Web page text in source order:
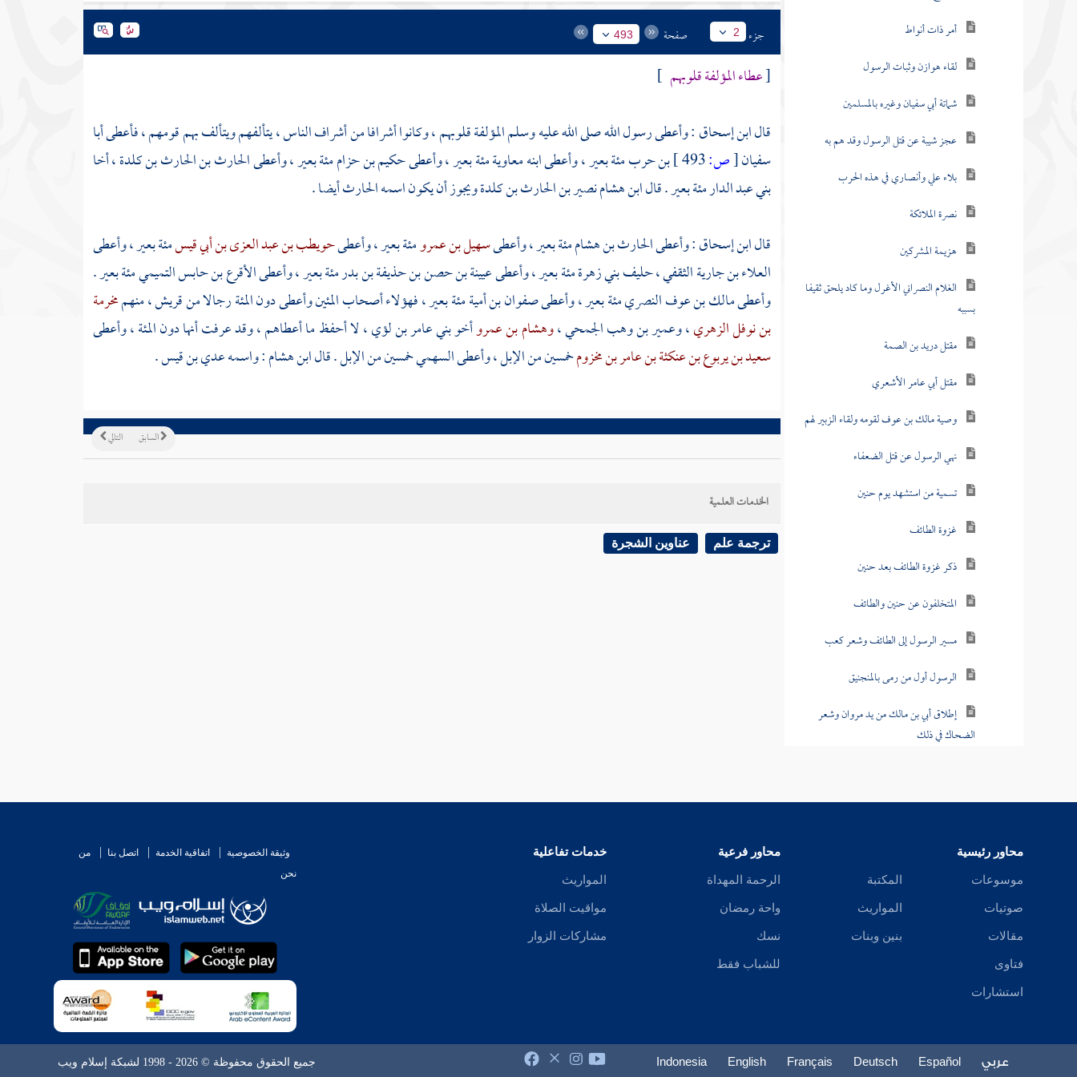
أمر ذات أنواط
لقاء هوازن وثبات الرسول
شماتة أبي سفيان وغيره بالمسلمين
عجز شيبة عن قتل الرسول وقد هم به
بلاء علي وأنصاري في هذه الحرب
نصرة الملائكة
هزيمة المشركين
الغلام النصراني الأغرل وما كاد يلحق ثقيفا
بسببه
مقتل دريد بن الصمة
مقتل أبي عامر الأشعري
وصية مالك بن عوف لقومه ولقاء الزبير لهم
نهي الرسول عن قتل الضعفاء
تسمية من استشهد يوم حنين
غزوة الطائف
ذكر غزوة الطائف بعد حنين
المتخلفون عن حنين والطائف
مسير الرسول إلى الطائف وشعر كعب
الرسول أول من رمى بالمنجنيق
إطلاق أبي بن مالك من يد مروان وشعر
الضحاك في ذلك
أمر أموال هوازن وسباياها وعطايا المؤلفة
وسلم فيها
من الرسول على هوازن
الرسول
جزء 2 صفحة 493
[عطاء المؤلفة قلوبهم ]
قالابن إسحاق: وأعطى رسول الله صلى الله عليه وسلم المؤلفة قلوبهم ، وكانوا أشرافا من أشراف الناس ، يتألفهم ويتألف بهم قومهم ، فأعطى أبا
سفيان[ص: بن حرب مئة بعير ، وأعطى ابنهمعاويةمئة بعير ، وأعطىحكيم بن حزاممئة بعير ، وأعطىالحارث بن الحارث بن كلدة، أخا
بني عبد الدارمئة بعير . قالابن هشامنصير بن الحارث بن كلدةويجوز أن يكون اسمه الحارث أيضا .
قالابن إسحاق: وأعطىالحارث بن هشاممئة بعير ، وأعطىسهيل بن عمرومئة بعير ، وأعطىحويطب بن عبد العزى بن أبي قيسمئة بعير ، وأعطى
العلاء بن جارية الثقفي، حليفبني زهرةمئة بعير ، وأعطىعيينة بن حصن بن حذيفة بن بدرمئة بعير ، وأعطىالأقرع بن حابس التميميمئة بعير .
وأعطىمالك بن عوف النصريمئة بعير ، وأعطىصفوان بن أميةمئة بعير ، فهؤلاء أصحاب المئين وأعطى دون المئة رجالا منقريش، منهممخرمة
بن نوفل الزهري،وعمير بن وهب الجمحي،وهشام بن عمروأخوبني عامر بن لؤي، لا أحفظ ما أعطاهم ، وقد عرفت أنها دون المئة ، وأعطى
سعيد بن يربوع بن عنكثة بن عامر بن مخزومخمسين من الإبل ، وأعطى السهمي خمسين من الإبل . قالابن هشام: واسمهعدي بن قيس.
التالي السابق
الخدمات العلمية
ترجمة علم عناوين الشجرة
محاور رئيسية
موسوعات
صوتيات
مقالات
فتاوى
استشارات
المكتبة
المواريث
بنين وبنات
محاور فرعية
الرحمة المهداة
واحة رمضان
نسك
للشباب فقط
خدمات تفاعلية
المواريث
مواقيت الصلاة
مشاركات الزوار
وثيقة الخصوصية اتفاقية الخدمة اتصل بنا
من
نحن
عربي Español
Deutsch
Français
English
Indonesia جميع الحقوق محفوظة © 2026 - 1998 لشبكة إسلام ويب